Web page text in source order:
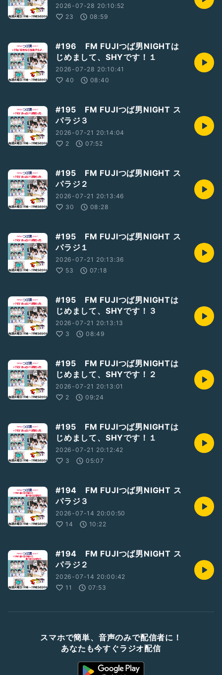
2026-07-28 20:10:52
23
08:59
#196 FM FUJIつば男NIGHTは
じめまして、SHYです！１
2026-07-28 20:10:41
40
08:40
#195 FM FUJIつば男NIGHT ス
パラジ３
2026-07-21 20:14:04
2
07:52
#195 FM FUJIつば男NIGHT ス
パラジ２
2026-07-21 20:13:46
30
08:28
#195 FM FUJIつば男NIGHT ス
パラジ１
2026-07-21 20:13:36
53
07:18
#195 FM FUJIつば男NIGHTは
じめまして、SHYです！３
2026-07-21 20:13:13
3
08:49
#195 FM FUJIつば男NIGHTは
じめまして、SHYです！２
2026-07-21 20:13:01
2
09:24
#195 FM FUJIつば男NIGHTは
じめまして、SHYです！１
2026-07-21 20:12:42
3
05:07
#194 FM FUJIつば男NIGHT ス
パラジ３
2026-07-14 20:00:50
14
10:22
#194 FM FUJIつば男NIGHT ス
パラジ２
2026-07-14 20:00:42
11
07:53
スマホで簡単、音声のみで配信者に！
あなたも今すぐラジオ配信